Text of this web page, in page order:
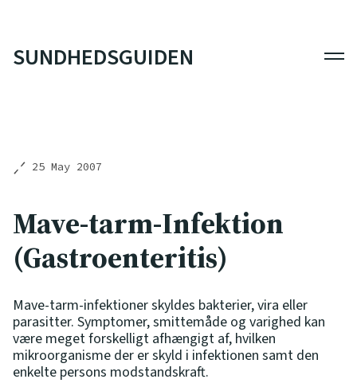
SUNDHEDSGUIDEN
25 May 2007
Mave-tarm-Infektion
(Gastroenteritis)
Mave-tarm-infektioner skyldes bakterier, vira eller
parasitter. Symptomer, smittemåde og varighed kan
være meget forskelligt afhængigt af, hvilken
mikroorganisme der er skyld i infektionen samt den
enkelte persons modstandskraft.